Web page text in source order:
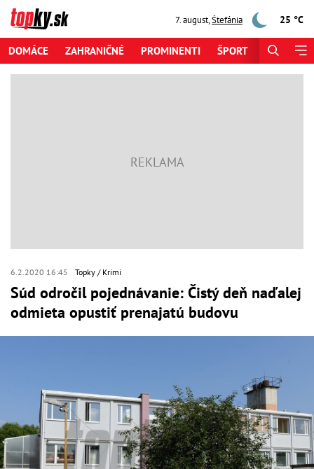
7. august,Štefánia 25 °C
DOMÁCE ZAHRANIČNÉ PROMINENTI ŠPORT
6.2.2020 16:45 Topky Krimi
Súd odročil pojednávanie: Čistý deň naďalej
odmieta opustiť prenajatú budovu